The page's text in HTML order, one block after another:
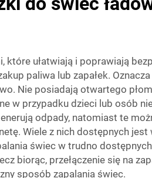
które ułatwiają i poprawiają
paliwa lub zapałek.
Nie posiadają otwartego
w przypadku dzieci lub osób
odpady, natomiast te
Wiele z nich dostępnych
świec w trudno
biorąc, przełączenie się na
sposób zapalania świec.